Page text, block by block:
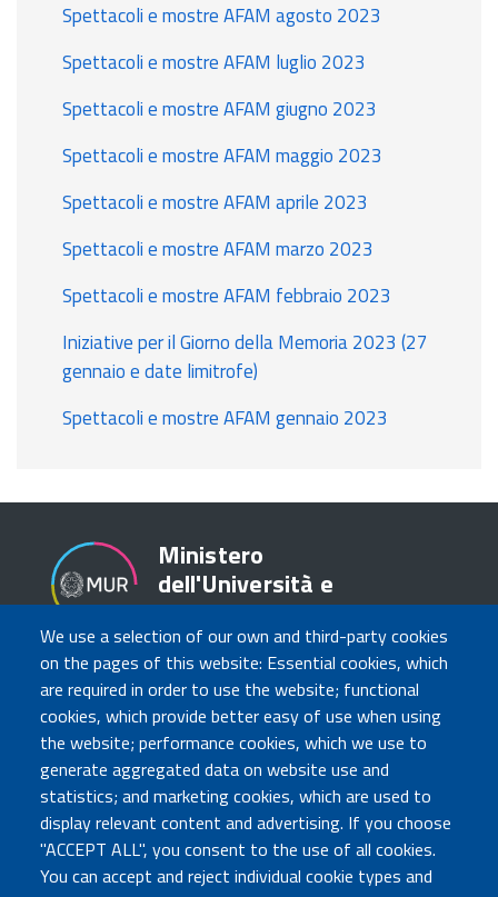
We use a selection of our own and third-party cookies
on the pages of this website: Essential cookies, which
are required in order to use the website; functional
cookies, which provide better easy of use when using
the website; performance cookies, which we use to
generate aggregated data on website use and
statistics; and marketing cookies, which are used to
display relevant content and advertising. If you choose
"ACCEPT ALL", you consent to the use of all cookies.
You can accept and reject individual cookie types and
Spettacoli e mostre AFAM agosto 2023
Spettacoli e mostre AFAM luglio 2023
Spettacoli e mostre AFAM giugno 2023
Spettacoli e mostre AFAM maggio 2023
Spettacoli e mostre AFAM aprile 2023
Spettacoli e mostre AFAM marzo 2023
Spettacoli e mostre AFAM febbraio 2023
Iniziative per il Giorno della Memoria 2023 (27
gennaio e date limitrofe)
Spettacoli e mostre AFAM gennaio 2023
Ministero
dell'Università e
della Ricerca
TRASPARENZA
Amministrazione Trasparente
Atti di notifica
Albo online
Concorsi
COMUNICA CON NOI